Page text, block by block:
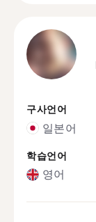
구사언어
일본어
학습언어
영어